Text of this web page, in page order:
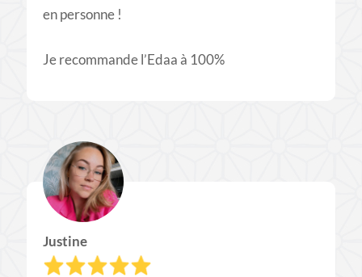
en personne !
Je recommande l’Edaa à 100%
Justine